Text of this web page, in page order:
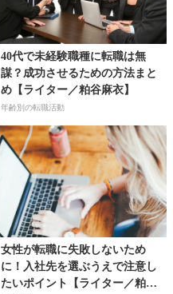
40代で未経験職種に転職は無
謀？成功させるための方法まと
め【ライター／粕谷麻衣】
年齢別の転職活動
女性が転職に失敗しないため
に！入社先を選ぶうえで注意し
たいポイント【ライター／粕谷